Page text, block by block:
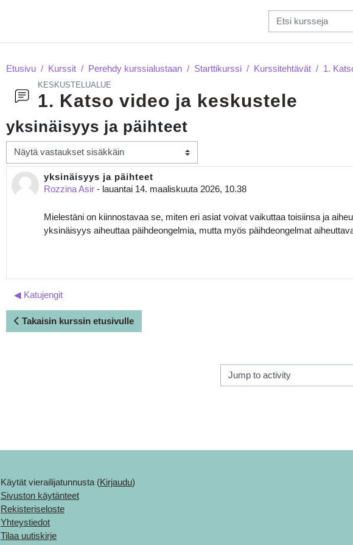
Etusivu Kurssit Perehdy kurssialustaan Starttikurssi Kurssitehtävät 1.
KESKUSTELUALUE
1. Katso video ja keskustele
yksinäisyys ja päihteet
Näytön tila
yksinäisyys ja päihteet
Rozzina Asir - lauantai 14. maaliskuuta 2026, 10.38
Vastausten määrä: 0
Mielestäni on kiinnostavaa se, miten eri asiat voivat vaikuttaa toisiinsa ja
yksinäisyys aiheuttaa päihdeongelmia, mutta myös päihdeongelmat
◀︎ Katujengit
Takaisin kurssin etusivulle
Jump to activity
Käytät vierailijatunnusta (Kirjaudu)
Sivuston käytänteet
Rekisteriseloste
Yhteystiedot
Tilaa uutiskirje